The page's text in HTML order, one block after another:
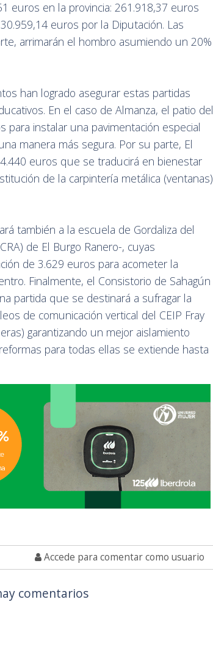
euros en la provincia: 261.918,37 euros
euros por la Diputación. Las
arrimarán el hombro asumiendo un 20%
han logrado asegurar estas partidas
En el caso de Almanza, el patio del
para instalar una pavimentación especial
manera más segura. Por su parte, El
euros que se traducirá en bienestar
de la carpintería metálica (ventanas)
también a la escuela de Gordaliza del
de El Burgo Ranero-, cuyas
de 3.629 euros para acometer la
Finalmente, el Consistorio de Sahagún
partida que se destinará a sufragar la
de comunicación vertical del CEIP Fray
garantizando un mejor aislamiento
para todas ellas se extiende hasta
Accede para comentar como usuario
comentarios